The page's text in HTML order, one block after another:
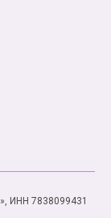
ИНН 7838099431